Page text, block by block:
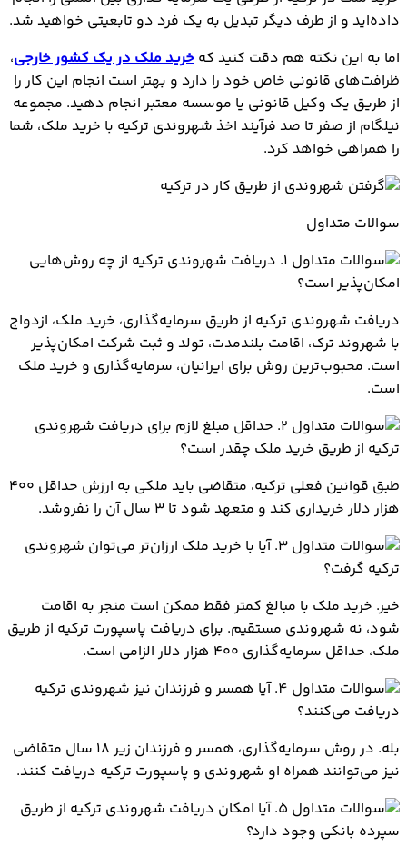
داده‌اید و از طرف دیگر تبدیل به یک فرد دو تابعیتی خواهید شد.
اما به این نکته هم دقت کنید که خرید ملک در یک کشور خارجی،
ظرافت‌های قانونی خاص خود را دارد و بهتر است انجام این کار را
از طریق یک وکیل قانونی یا موسسه معتبر انجام دهید. مجموعه
نیلگام از صفر تا صد فرآیند اخذ شهروندی ترکیه با خرید ملک، شما
را همراهی خواهد کرد.
سوالات متداول
1. دریافت شهروندی ترکیه از چه روش‌هایی
امکان‌پذیر است؟
دریافت شهروندی ترکیه از طریق سرمایه‌گذاری، خرید ملک، ازدواج
با شهروند ترک، اقامت بلندمدت، تولد و ثبت شرکت امکان‌پذیر
است. محبوب‌ترین روش برای ایرانیان، سرمایه‌گذاری و خرید ملک
است.
2. حداقل مبلغ لازم برای دریافت شهروندی
ترکیه از طریق خرید ملک چقدر است؟
طبق قوانین فعلی ترکیه، متقاضی باید ملکی به ارزش حداقل ۴۰۰
هزار دلار خریداری کند و متعهد شود تا ۳ سال آن را نفروشد.
3. آیا با خرید ملک ارزان‌تر می‌توان شهروندی
ترکیه گرفت؟
خیر. خرید ملک با مبالغ کمتر فقط ممکن است منجر به اقامت
شود، نه شهروندی مستقیم. برای دریافت پاسپورت ترکیه از طریق
ملک، حداقل سرمایه‌گذاری ۴۰۰ هزار دلار الزامی است.
4. آیا همسر و فرزندان نیز شهروندی ترکیه
دریافت می‌کنند؟
بله. در روش سرمایه‌گذاری، همسر و فرزندان زیر ۱۸ سال متقاضی
نیز می‌توانند همراه او شهروندی و پاسپورت ترکیه دریافت کنند.
5. آیا امکان دریافت شهروندی ترکیه از طریق
سپرده بانکی وجود دارد؟